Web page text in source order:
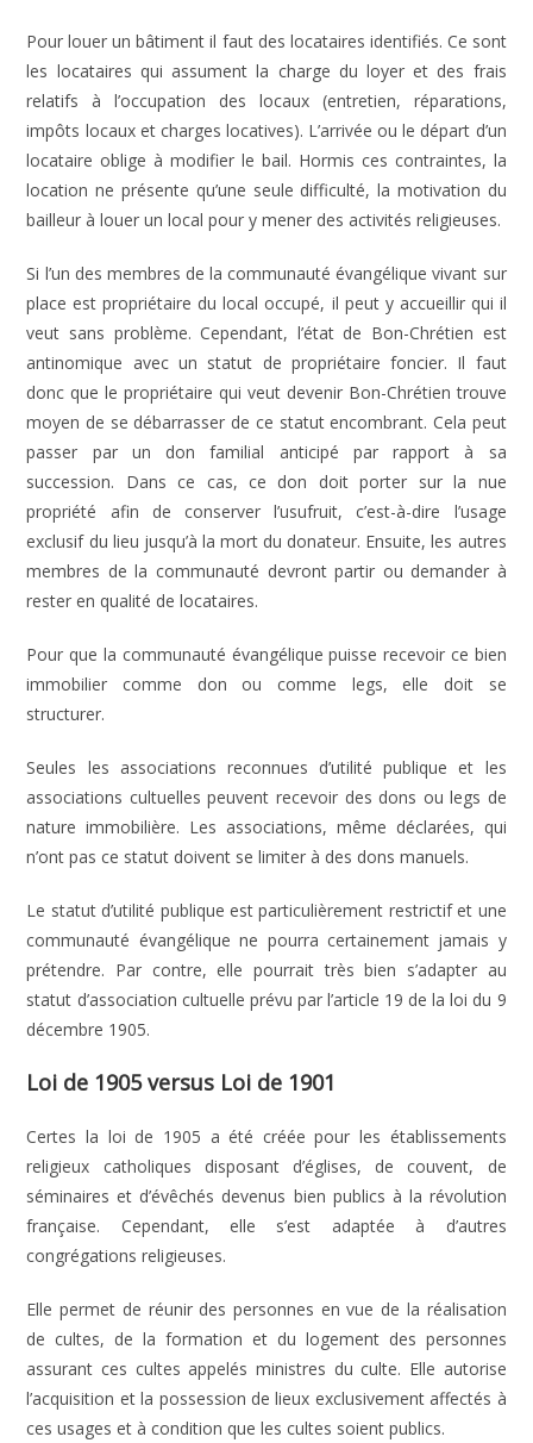
Pour louer un bâtiment il faut des locataires identifiés. Ce sont
les locataires qui assument la charge du loyer et des frais
relatifs à l’occupation des locaux (entretien, réparations,
impôts locaux et charges locatives). L’arrivée ou le départ d’un
locataire oblige à modifier le bail. Hormis ces contraintes, la
location ne présente qu’une seule difficulté, la motivation du
bailleur à louer un local pour y mener des activités religieuses.
Si l’un des membres de la communauté évangélique vivant sur
place est propriétaire du local occupé, il peut y accueillir qui il
veut sans problème. Cependant, l’état de Bon-Chrétien est
antinomique avec un statut de propriétaire foncier. Il faut
donc que le propriétaire qui veut devenir Bon-Chrétien trouve
moyen de se débarrasser de ce statut encombrant. Cela peut
passer par un don familial anticipé par rapport à sa
succession. Dans ce cas, ce don doit porter sur la nue
propriété afin de conserver l’usufruit, c’est-à-dire l’usage
exclusif du lieu jusqu’à la mort du donateur. Ensuite, les autres
membres de la communauté devront partir ou demander à
rester en qualité de locataires.
Pour que la communauté évangélique puisse recevoir ce bien
immobilier comme don ou comme legs, elle doit se
structurer.
Seules les associations reconnues d’utilité publique et les
associations cultuelles peuvent recevoir des dons ou legs de
nature immobilière. Les associations, même déclarées, qui
n’ont pas ce statut doivent se limiter à des dons manuels.
Le statut d’utilité publique est particulièrement restrictif et une
communauté évangélique ne pourra certainement jamais y
prétendre. Par contre, elle pourrait très bien s’adapter au
statut d’association cultuelle prévu par l’article 19 de la loi du 9
décembre 1905.
Loi de 1905 versus Loi de 1901
Certes la loi de 1905 a été créée pour les établissements
religieux catholiques disposant d’églises, de couvent, de
séminaires et d’évêchés devenus bien publics à la révolution
française. Cependant, elle s’est adaptée à d’autres
congrégations religieuses.
Elle permet de réunir des personnes en vue de la réalisation
de cultes, de la formation et du logement des personnes
assurant ces cultes appelés ministres du culte. Elle autorise
l’acquisition et la possession de lieux exclusivement affectés à
ces usages et à condition que les cultes soient publics.